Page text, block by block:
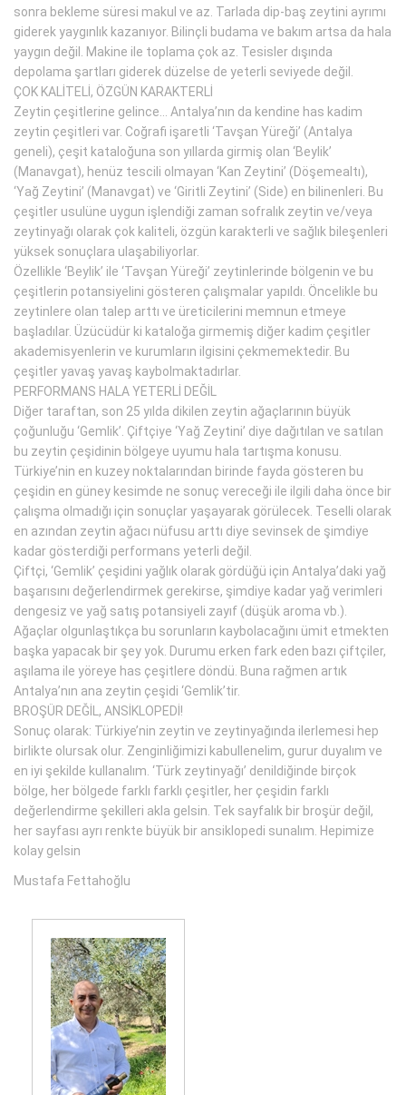
sonra bekleme süresi makul ve az. Tarlada dip-baş zeytini ayrımı
giderek yaygınlık kazanıyor. Bilinçli budama ve bakım artsa da hala
yaygın değil. Makine ile toplama çok az. Tesisler dışında
depolama şartları giderek düzelse de yeterli seviyede değil.
ÇOK KALİTELİ, ÖZGÜN KARAKTERLİ
Zeytin çeşitlerine gelince… Antalya’nın da kendine has kadim
zeytin çeşitleri var. Coğrafi işaretli ‘Tavşan Yüreği’ (Antalya
geneli), çeşit kataloğuna son yıllarda girmiş olan ‘Beylik’
(Manavgat), henüz tescili olmayan ‘Kan Zeytini’ (Döşemealtı),
‘Yağ Zeytini’ (Manavgat) ve ‘Giritli Zeytini’ (Side) en bilinenleri. Bu
çeşitler usulüne uygun işlendiği zaman sofralık zeytin ve/veya
zeytinyağı olarak çok kaliteli, özgün karakterli ve sağlık bileşenleri
yüksek sonuçlara ulaşabiliyorlar.
Özellikle ‘Beylik’ ile ‘Tavşan Yüreği’ zeytinlerinde bölgenin ve bu
çeşitlerin potansiyelini gösteren çalışmalar yapıldı. Öncelikle bu
zeytinlere olan talep arttı ve üreticilerini memnun etmeye
başladılar. Üzücüdür ki kataloğa girmemiş diğer kadim çeşitler
akademisyenlerin ve kurumların ilgisini çekmemektedir. Bu
çeşitler yavaş yavaş kaybolmaktadırlar.
PERFORMANS HALA YETERLİ DEĞİL
Diğer taraftan, son 25 yılda dikilen zeytin ağaçlarının büyük
çoğunluğu ‘Gemlik’. Çiftçiye ‘Yağ Zeytini’ diye dağıtılan ve satılan
bu zeytin çeşidinin bölgeye uyumu hala tartışma konusu.
Türkiye’nin en kuzey noktalarından birinde fayda gösteren bu
çeşidin en güney kesimde ne sonuç vereceği ile ilgili daha önce bir
çalışma olmadığı için sonuçlar yaşayarak görülecek. Teselli olarak
en azından zeytin ağacı nüfusu arttı diye sevinsek de şimdiye
kadar gösterdiği performans yeterli değil.
Çiftçi, ‘Gemlik’ çeşidini yağlık olarak gördüğü için Antalya’daki yağ
başarısını değerlendirmek gerekirse, şimdiye kadar yağ verimleri
dengesiz ve yağ satış potansiyeli zayıf (düşük aroma vb.).
Ağaçlar olgunlaştıkça bu sorunların kaybolacağını ümit etmekten
başka yapacak bir şey yok. Durumu erken fark eden bazı çiftçiler,
aşılama ile yöreye has çeşitlere döndü. Buna rağmen artık
Antalya’nın ana zeytin çeşidi ‘Gemlik’tir.
BROŞÜR DEĞİL, ANSİKLOPEDİ!
Sonuç olarak: Türkiye’nin zeytin ve zeytinyağında ilerlemesi hep
birlikte olursak olur. Zenginliğimizi kabullenelim, gurur duyalım ve
en iyi şekilde kullanalım. ‘Türk zeytinyağı’ denildiğinde birçok
bölge, her bölgede farklı farklı çeşitler, her çeşidin farklı
değerlendirme şekilleri akla gelsin. Tek sayfalık bir broşür değil,
her sayfası ayrı renkte büyük bir ansiklopedi sunalım. Hepimize
kolay gelsin
Mustafa Fettahoğlu